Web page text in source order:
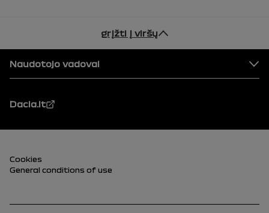
grįžti į viršų
Puslapio apačia
Naudotojo vadovai
Dacia.lt
Papė (apačia)
Cookies
General conditions of use